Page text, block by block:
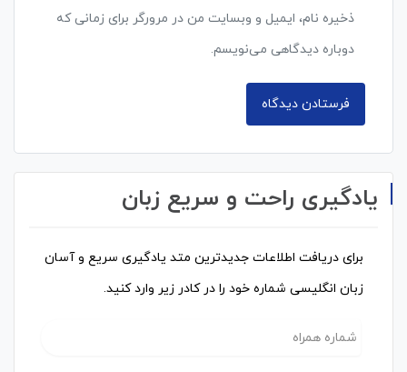
ذخیره نام، ایمیل و وبسایت من در مرورگر برای زمانی که
دوباره دیدگاهی می‌نویسم.
یادگیری راحت و سریع زبان
برای دریافت اطلاعات جدیدترین متد یادگیری سریع و آسان
زبان انگلیسی شماره خود را در کادر زیر وارد کنید.